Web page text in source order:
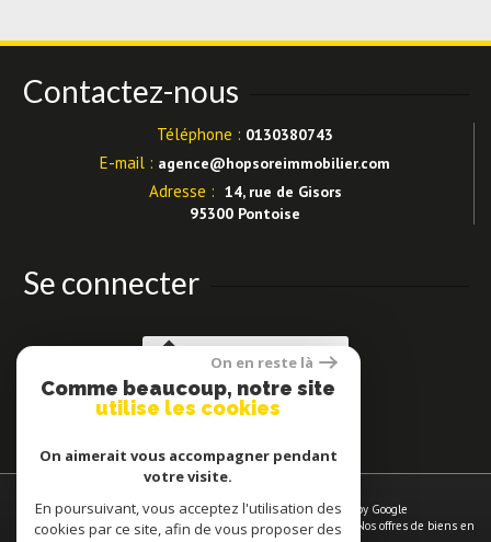
Contactez-nous
Téléphone : 0130380743
E-mail : agence@hopsoreimmobilier.com
Adresse : 14, rue de Gisors
95300 Pontoise
Se connecter
Espace propriétaires
© 2026 | Tous droits réservés | Traduction powered by Google
Plan du site- Mentions légales-Nos honoraires-Liens- Admin
Nos offres de biens en
On en reste là
Comme beaucoup, notre site
utilise les cookies
On aimerait vous accompagner pendant
votre visite.
En poursuivant, vous acceptez l'utilisation des
cookies par ce site, afin de vous proposer des